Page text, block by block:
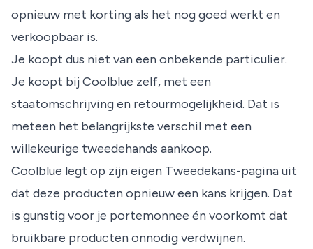
opnieuw met korting als het nog goed werkt en
verkoopbaar is.
Je koopt dus niet van een onbekende particulier.
Je koopt bij Coolblue zelf, met een
staatomschrijving en retourmogelijkheid. Dat is
meteen het belangrijkste verschil met een
willekeurige tweedehands aankoop.
Coolblue legt op zijn eigen Tweedekans-paginauit
dat deze producten opnieuw een kans krijgen. Dat
is gunstig voor je portemonnee én voorkomt dat
bruikbare producten onnodig verdwijnen.